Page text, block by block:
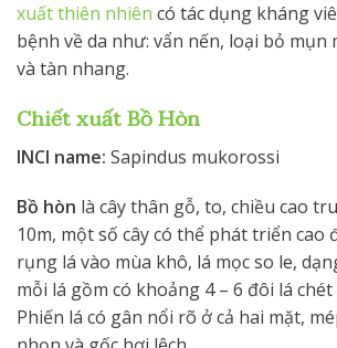
xuất thiên nhiên có tác dụng kháng
bệnh về da như: vẩn nến, loại bỏ mụn
và tàn nhang.
Chiết xuất Bồ Hòn
INCI name: Sapindus mukorossi
Bồ hòn là cây thân gỗ, to, chiều cao
10m, một số cây có thể phát triển cao
rụng lá vào mùa khô, lá mọc so le,
mỗi lá gồm có khoảng 4 – 6 đôi lá
Phiến lá có gân nổi rõ ở cả hai mặt,